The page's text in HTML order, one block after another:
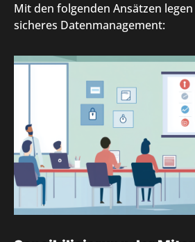
Mit den folgenden Ansätzen
sicheres Datenmanagement: